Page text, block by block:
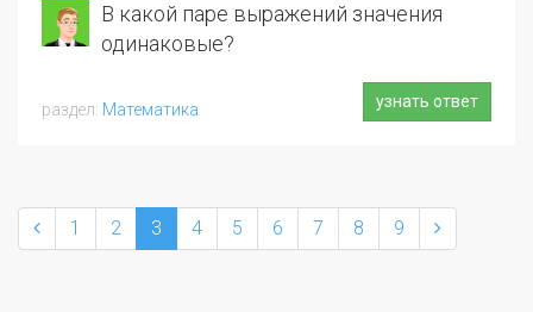
Математика
В какой паре выражений значения
одинаковые?
узнать ответ
1 2 3 4 5 6 7 8 9